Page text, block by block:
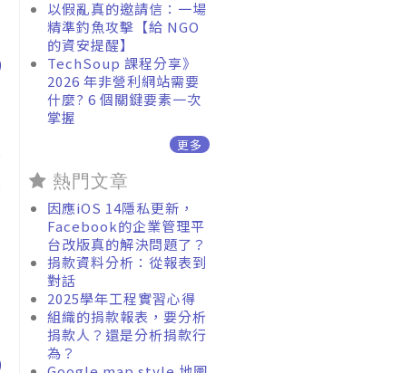
以假亂真的邀請信：一場
精準釣魚攻擊【給 NGO
的資安提醒】
TechSoup 課程分享》
2026 年非營利網站需要
什麼? 6 個關鍵要素一次
掌握
更多
熱門文章
因應iOS 14隱私更新，
Facebook的企業管理平
台改版真的解決問題了？
捐款資料分析：從報表到
對話
2025學年工程實習心得
組織的捐款報表，要分析
捐款人？還是分析捐款行
為？